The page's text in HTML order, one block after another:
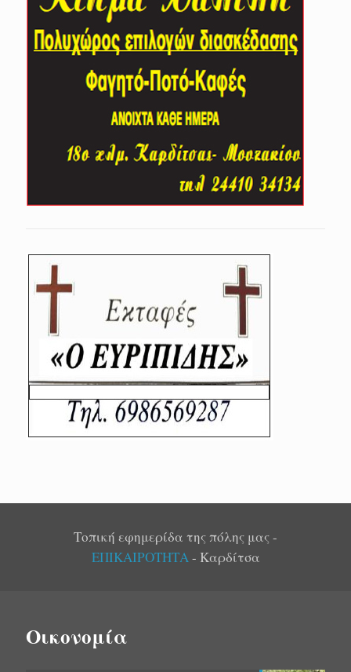
Τοπική εφημερίδα της πόλης μας -
ΕΠΙΚΑΙΡΟΤΗΤΑ- Καρδίτσα
Οικονομία